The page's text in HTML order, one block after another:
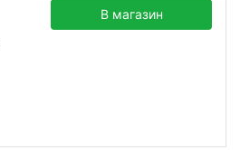
В магазин